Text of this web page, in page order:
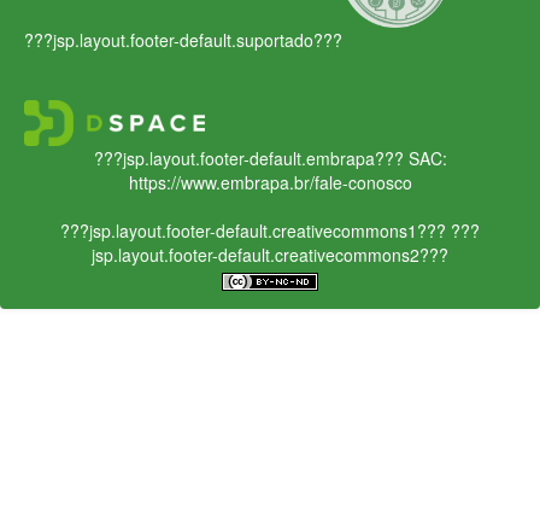
???jsp.layout.footer-default.suportado???
???jsp.layout.footer-default.embrapa??? SAC:
https://www.embrapa.br/fale-conosco
???jsp.layout.footer-default.creativecommons1??? ???
jsp.layout.footer-default.creativecommons2???